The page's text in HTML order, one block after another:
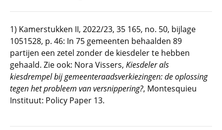
1) Kamerstukken II, 2022/23, 35 165, no. 50, bijlage
1051528, p. 46: In 75 gemeenten behaalden 89
partijen een zetel zonder de kiesdeler te hebben
gehaald. Zie ook: Nora Vissers, Kiesdeler als
kiesdrempel bijgemeenteraadsverkiezingen: de oplossing
tegen het probleem van versnippering?, Montesquieu
Instituut: Policy Paper 13.